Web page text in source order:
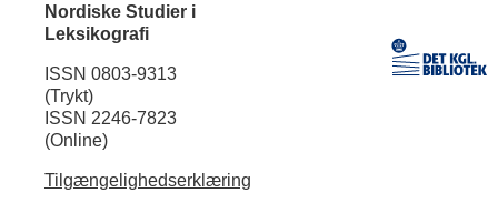
Nordiske Studier i
Leksikografi
ISSN 0803-9313
(Trykt)
ISSN 2246-7823
(Online)
Tilgængelighedserklæring